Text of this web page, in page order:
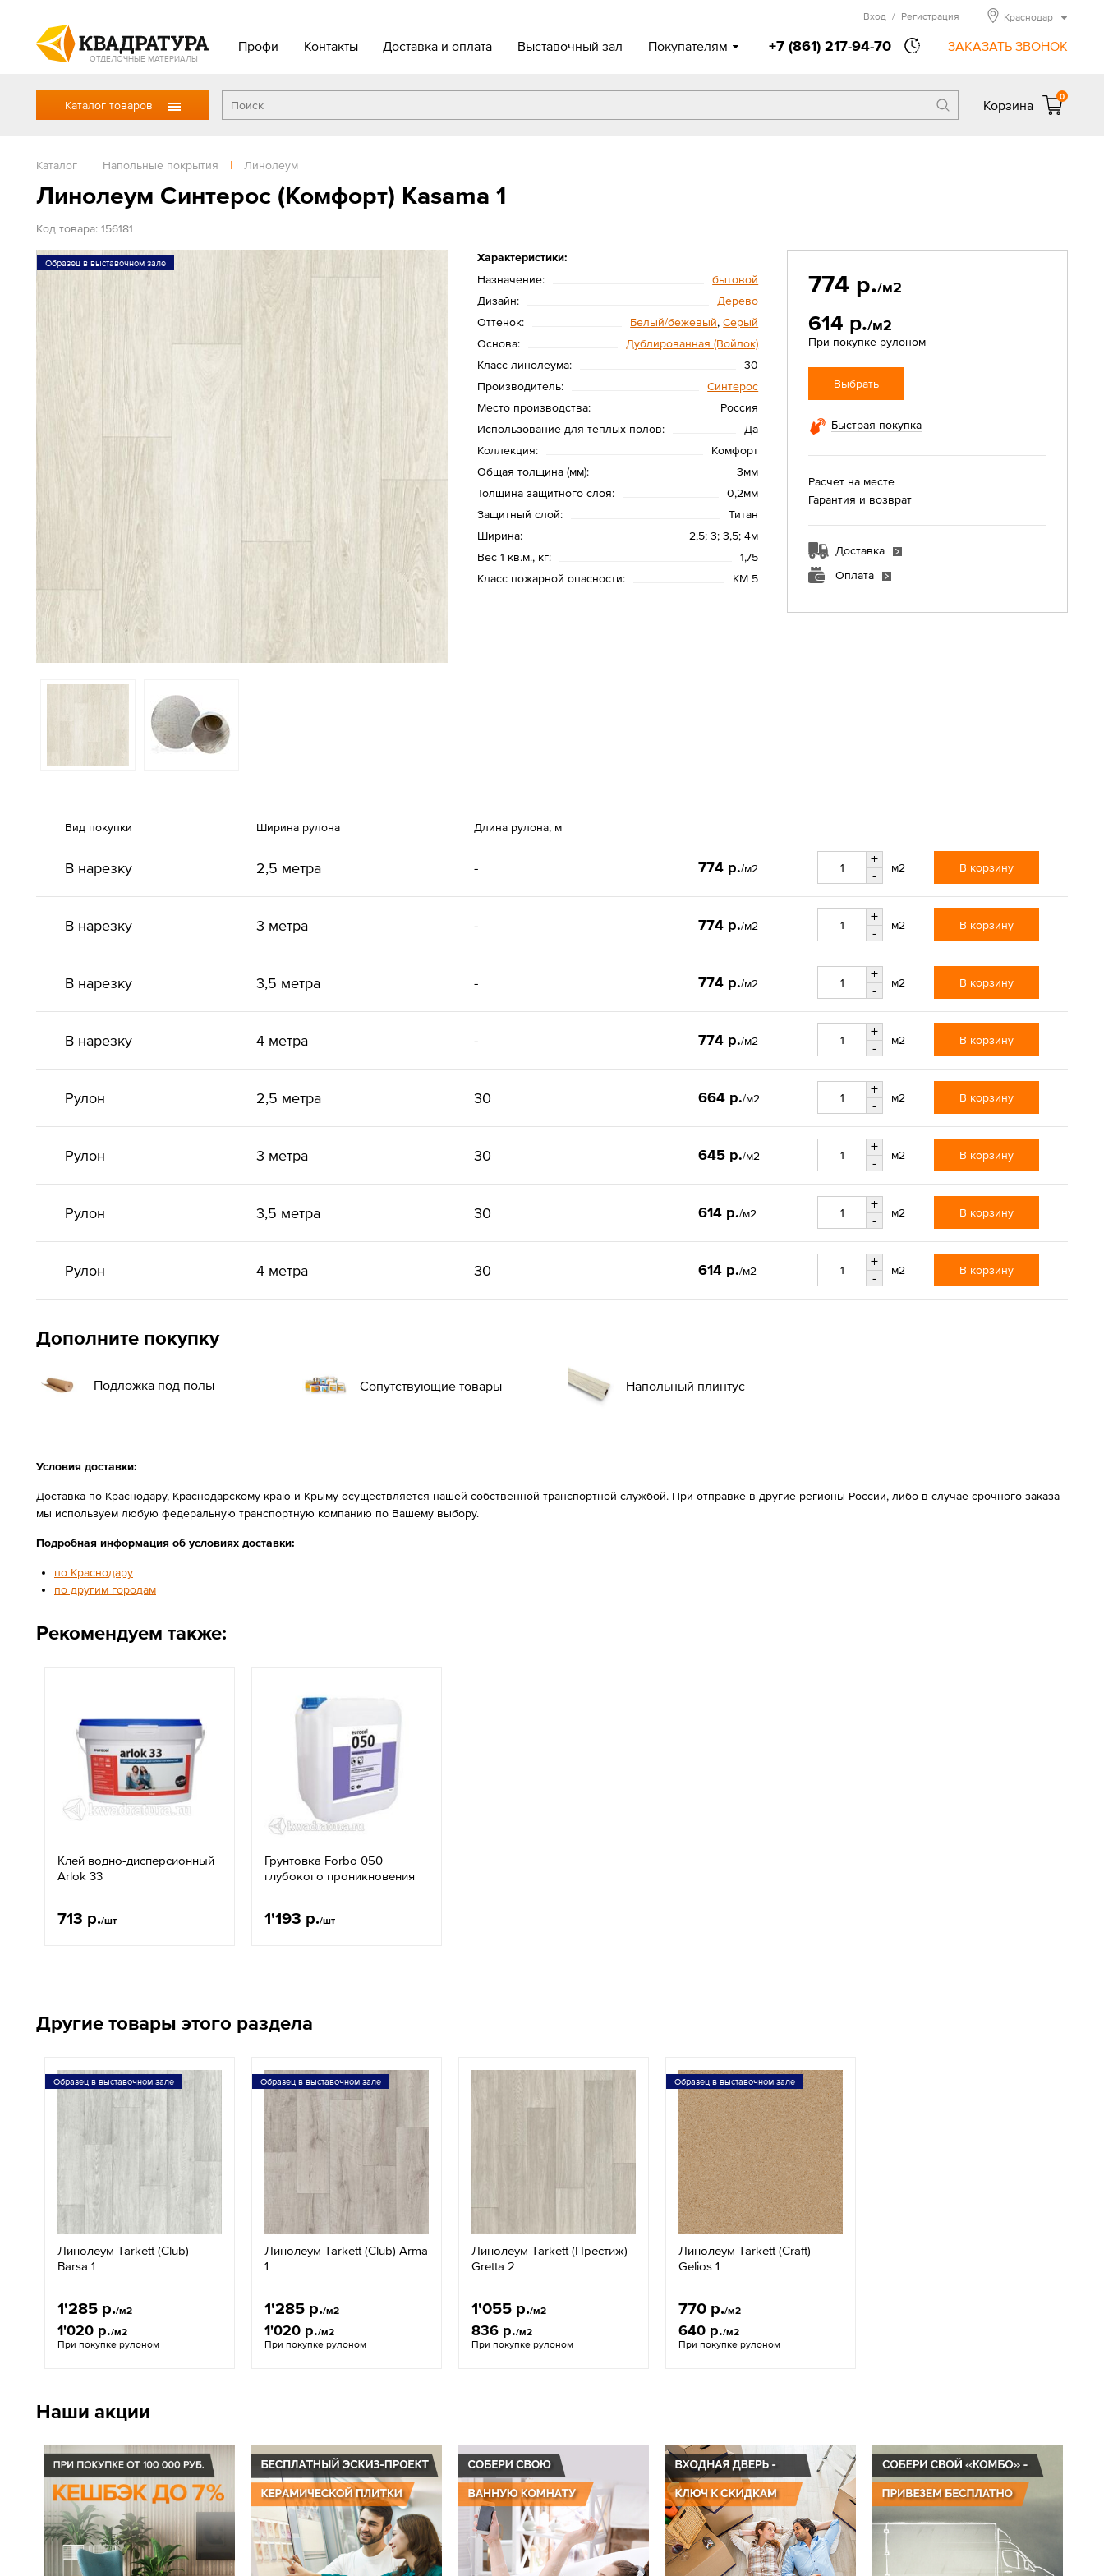
ОТДЕЛОЧНЫЕ МАТЕРИАЛЫ
Профи Контакты Доставка и оплата Выставочный зал Покупателям +7 (861) 217-94-70 ЗАКАЗАТЬ ЗВОНОК
Вход / Регистрация Краснодар
Каталог товаров Корзина
0
Каталог | Напольные покрытия | Линолеум
Линолеум Синтерос (Комфорт) Kasama 1
Код товара: 156181
Образец в выставочном зале
Характеристики:
Назначение:
бытовой
Дизайн:
Дерево
Оттенок:
Белый/бежевый,Серый
Основа:
Дублированная (Войлок)
Класс линолеума:
30
Производитель:
Cинтерос
Место производства:
Россия
Использование для теплых полов:
Да
Коллекция:
Комфорт
Общая толщина (мм):
3мм
Толщина защитного слоя:
0,2мм
Защитный слой:
Титан
Ширина:
2,5; 3; 3,5; 4м
Вес 1 кв.м., кг:
1,75
Класс пожарной опасности:
КМ 5
774 р./м2
614 р./м2
При покупке рулоном
Выбрать
Быстрая покупка
Расчет на месте
Гарантия и возврат
Доставка
Оплата
Вид покупки Ширина рулона Длина рулона, м
В нарезку 2,5 метра - 774 р./м2
+
-
м2 В корзину
В нарезку 3 метра - 774 р./м2
+
-
м2 В корзину
В нарезку 3,5 метра - 774 р./м2
+
-
м2 В корзину
В нарезку 4 метра - 774 р./м2
+
-
м2 В корзину
Рулон 2,5 метра 30 664 р./м2
+
-
м2 В корзину
Рулон 3 метра 30 645 р./м2
+
-
м2 В корзину
Рулон 3,5 метра 30 614 р./м2
+
-
м2 В корзину
Рулон 4 метра 30 614 р./м2
+
-
м2 В корзину
Дополните покупку
Подложка под полы Сопутствующие товары Напольный плинтус
Условия доставки:
Доставка по Краснодару, Краснодарскому краю и Крыму осуществляется нашей собственной транспортной службой. При отправке в другие регионы России, либо в случае срочного заказа -
мы используем любую федеральную транспортную компанию по Вашему выбору.
Подробная информация об условиях доставки:
по Краснодару
по другим городам
Рекомендуем также:
Клей водно-дисперсионный
Arlok 33
713 р./шт
Грунтовка Forbo 050
глубокого проникновения
1'193 р./шт
Другие товары этого раздела
Образец в выставочном зале
Линолеум Tarkett (Club)
Barsa 1
1'285 р./м2
1'020 р./м2
При покупке рулоном
Образец в выставочном зале
Линолеум Tarkett (Club) Arma
1
1'285 р./м2
1'020 р./м2
При покупке рулоном
Линолеум Tarkett (Престиж)
Gretta 2
1'055 р./м2
836 р./м2
При покупке рулоном
Образец в выставочном зале
Линолеум Tarkett (Craft)
Gelios 1
770 р./м2
640 р./м2
При покупке рулоном
Наши акции